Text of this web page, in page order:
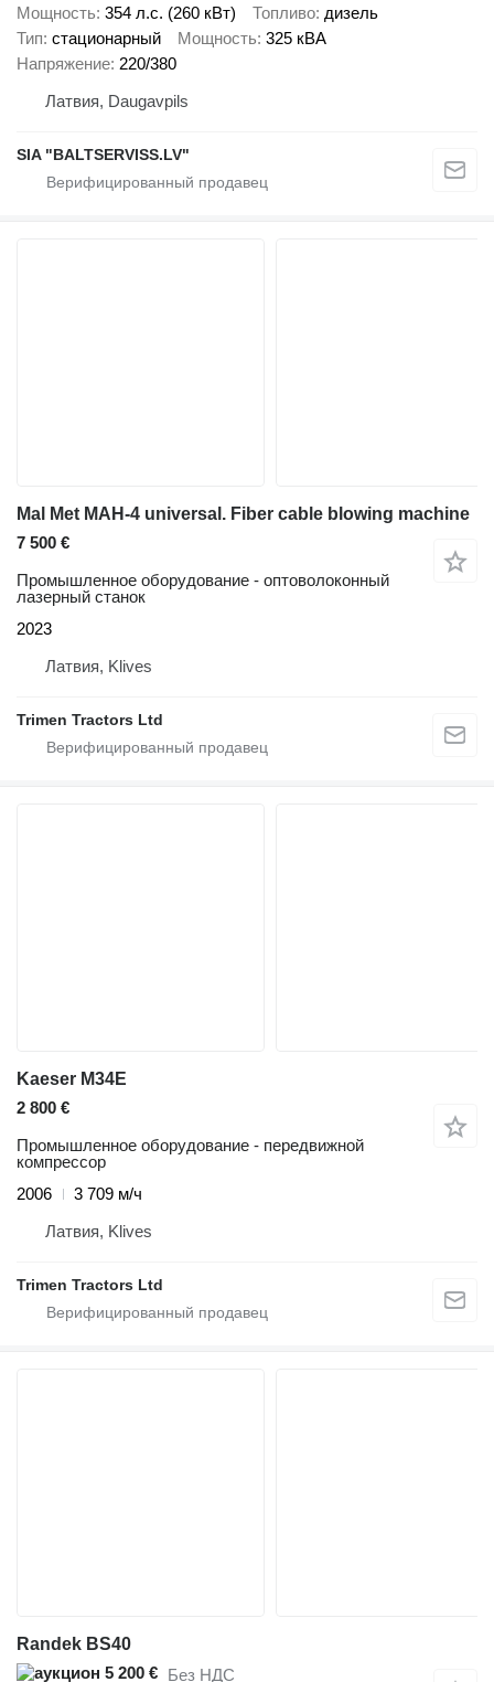
Мощность 354 л.с. (260 кВт) Топливо дизель
Тип стационарный Мощность 325 кВА
Напряжение 220/380
Латвия, Daugavpils
SIA "BALTSERVISS.LV"
Mal Met MAH-4 universal. Fiber cable blowing machine
7 500 €
Промышленное оборудование - оптоволоконный
лазерный станок
2023
Латвия, Klives
Trimen Tractors Ltd
Kaeser M34E
2 800 €
Промышленное оборудование - передвижной
компрессор
2006
3 709 м/ч
Латвия, Klives
Trimen Tractors Ltd
Randek BS40
5 200 € Без НДС